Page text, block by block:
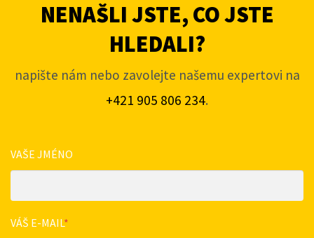
NENAŠLI JSTE, CO JSTE
HLEDALI?
napište nám nebo zavolejte našemu expertovi na
+421 905 806 234.
VAŠE JMÉNO
VÁŠ E-MAIL*